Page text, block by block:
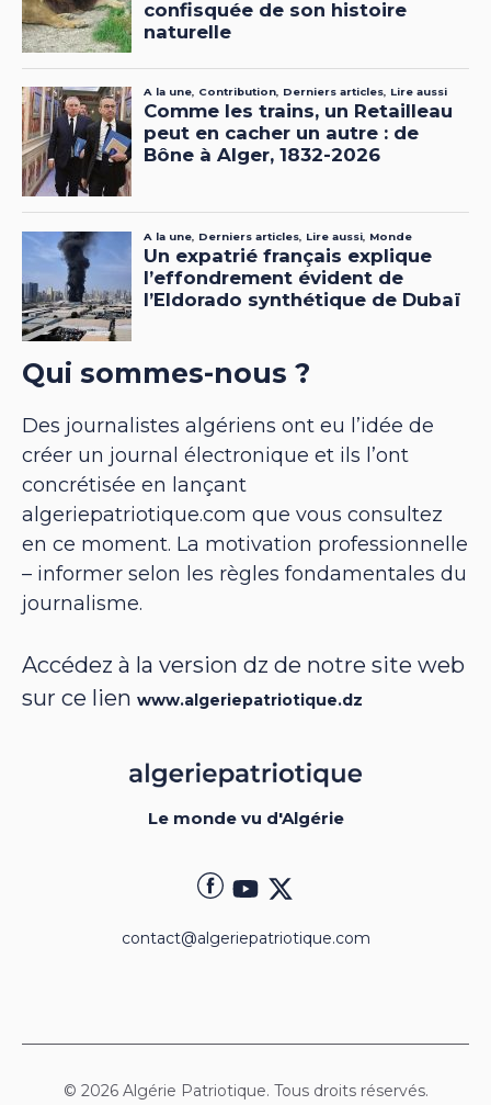
Qui sommes-nous ?
Des journalistes algériens ont eu l’idée de
créer un journal électronique et ils l’ont
concrétisée en lançant
algeriepatriotique.com que vous consultez
en ce moment. La motivation professionnelle
– informer selon les règles fondamentales du
journalisme.
Accédez à la version dz de notre site web
sur ce lien www.algeriepatriotique.dz
Le monde vu d'Algérie
contact@algeriepatriotique.com
© 2026 Algérie Patriotique. Tous droits réservés.